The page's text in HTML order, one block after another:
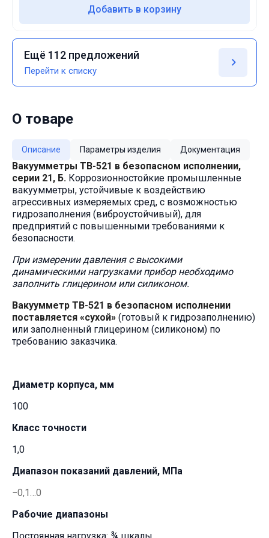
Добавить в корзину
Ещё 112 предложений
Перейти к списку
О товаре
Описание Параметры изделия Документация
Вакуумметры ТВ-521 в безопасном исполнении,
серии 21, Б. Коррозионностойкие промышленные
вакуумметры, устойчивые к воздействию
агрессивных измеряемых сред, с возможностью
гидрозаполнения (виброустойчивый), для
предприятий с повышенными требованиями к
безопасности.
При измерении давления с высокими
динамическими нагрузками прибор необходимо
заполнить глицерином или силиконом.
Вакуумметр ТВ-521 в безопасном исполнении
поставляется «сухой» (готовый к гидрозаполнению)
или заполненный глицерином (силиконом) по
требованию заказчика.
Диаметр корпуса, мм
100
Класс точности
1,0
Диапазон показаний давлений, МПа
−0,1…0
Рабочие диапазоны